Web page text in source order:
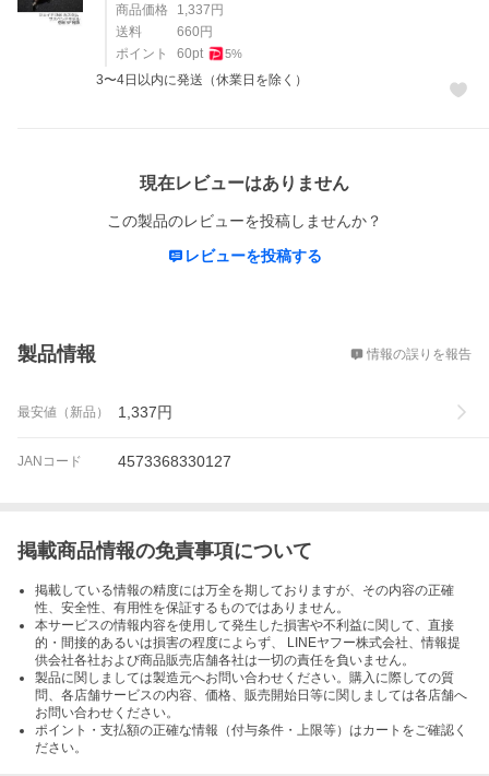
商品価格 1,337 円
送料
660 円
ポイント
60pt 5%
3〜4日以内に発送（休業日を除く）
現在レビューはありません
この製品のレビューを投稿しませんか？
レビューを投稿する
製品情報 情報の誤りを報告
最安値（新品） 1,337円
JANコード 4573368330127
掲載商品情報の免責事項について
掲載している情報の精度には万全を期しておりますが、その内容の正確
性、安全性、有用性を保証するものではありません。
本サービスの情報内容を使用して発生した損害や不利益に関して、直接
的・間接的あるいは損害の程度によらず、 LINEヤフー株式会社、情報提
供会社各社および商品販売店舗各社は一切の責任を負いません。
製品に関しましては製造元へお問い合わせください。購入に際しての質
問、各店舗サービスの内容、価格、販売開始日等に関しましては各店舗へ
お問い合わせください。
ポイント・支払額の正確な情報（付与条件・上限等）はカートをご確認く
ださい。